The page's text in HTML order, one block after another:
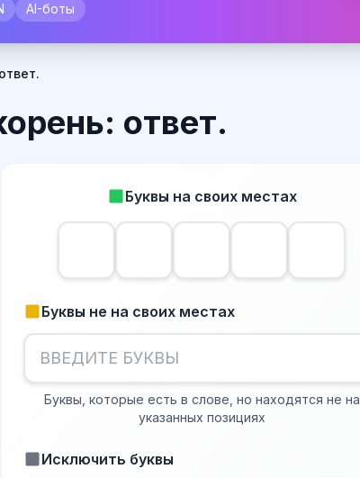
AI-боты
ответ.
Буквы на своих местах
Буквы не на своих местах
Буквы, которые есть в слове, но находятся не на
указанных позициях
Исключить буквы